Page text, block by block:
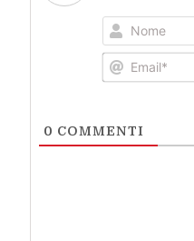
0 COMMENTI